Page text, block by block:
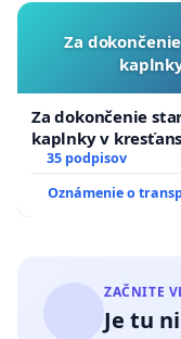
Za
Za dokončenie
kaplnky v
35 podpisov
Oznámenie o
ZAČNITE
Je tu